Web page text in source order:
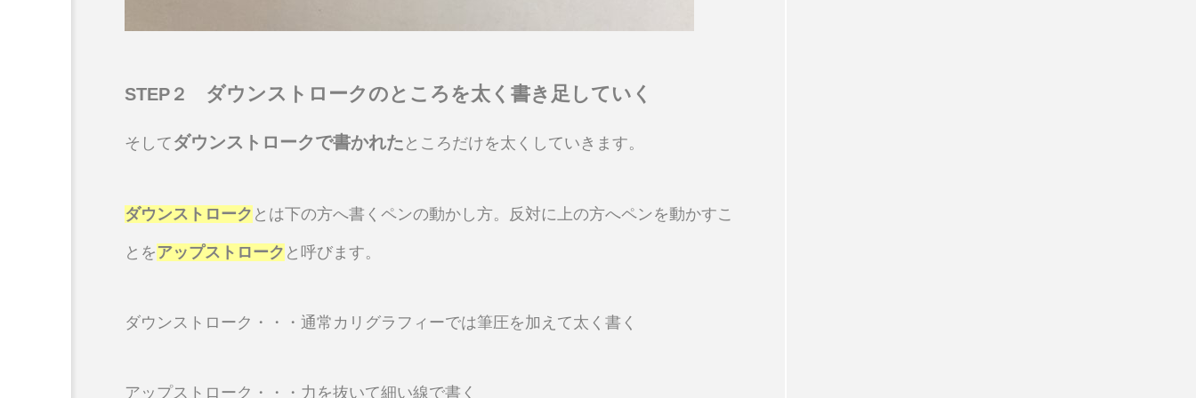
STEP２ ダウンストロークのところを太く書き足していく
そして ダウンストロークで書かれた ところだけを太くしていきます。
ダウンストローク とは下の方へ書くペンの動かし方。反対に上の方へペンを動かすこ
とをアップストローク と呼びます。
ダウンストローク・・・通常カリグラフィーでは筆圧を加えて太く書く
アップストローク・・・力を抜いて細い線で書く